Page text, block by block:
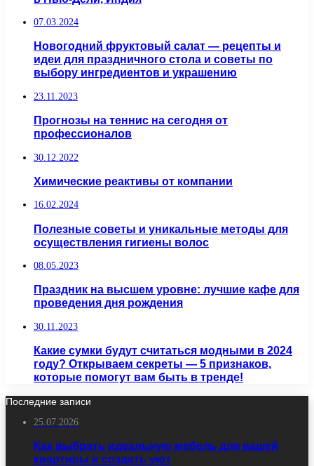
07.03.2024
Новогодний фруктовый салат — рецепты и
идеи для праздничного стола и советы по
выбору ингредиентов и украшению
23.11.2023
Прогнозы на теннис на сегодня от
профессионалов
30.12.2022
Химические реактивы от компании
16.02.2024
Полезные советы и уникальные методы для
осуществления гигиены волос
08.05.2023
Праздник на высшем уровне: лучшие кафе для
проведения дня рождения
30.11.2023
Какие сумки будут считаться модными в 2024
году? Открываем секреты — 5 признаков,
которые помогут вам быть в тренде!
Последние записи
25.07.2026
Как выбрать идеальную мебель для вашей
квартиры и создать уют